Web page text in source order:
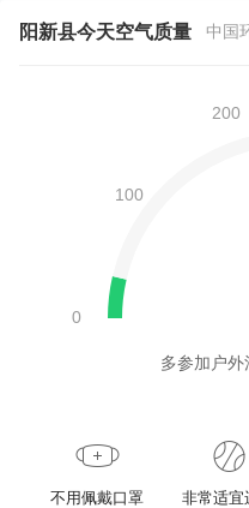
阳新县今天空气质量 中国
多参加户外
不用佩戴口罩 非常适宜